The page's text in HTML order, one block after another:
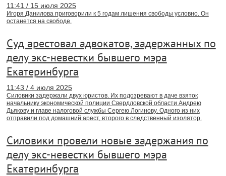
11:41 / 15 июля 2025
Игоря Данилова приговорили к 5 годам лишения свободы условно. Он
останется на свободе.
Суд арестовал адвокатов, задержанных по
делу экс-невестки бывшего мэра
Екатеринбурга
11:43 / 4 июля 2025
Силовики задержали двух юристов. Их подозревают в даче взяток
начальнику экономической полиции Свердловской области Андрею
Дьякову и главе налоговой службы Сергею Логинову. Одного из них
отправили под домашний арест, второго в следственный изолятор.
Силовики провели новые задержания по
делу экс-невестки бывшего мэра
Екатеринбурга